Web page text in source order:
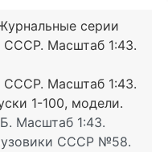
серии
СССР. Масштаб 1:43.
СССР. Масштаб 1:43.
1-100, модели.
Масштаб 1:43.
СССР №58.